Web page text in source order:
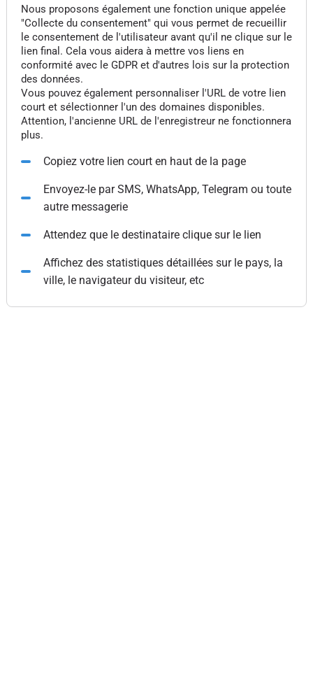
Nous proposons également une fonction unique appelée
"Collecte du consentement" qui vous permet de recueillir
le consentement de l'utilisateur avant qu'il ne clique sur le
lien final. Cela vous aidera à mettre vos liens en
conformité avec le GDPR et d'autres lois sur la protection
des données.
Vous pouvez également personnaliser l'URL de votre lien
court et sélectionner l'un des domaines disponibles.
Attention, l'ancienne URL de l'enregistreur ne fonctionnera
plus.
Copiez votre lien court en haut de la page
Envoyez-le par SMS, WhatsApp, Telegram ou toute
autre messagerie
Attendez que le destinataire clique sur le lien
Affichez des statistiques détaillées sur le pays, la
ville, le navigateur du visiteur, etc